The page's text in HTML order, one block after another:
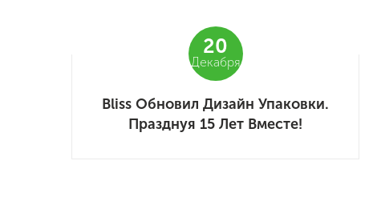
20
Декабря
Bliss Обновил Дизайн Упаковки.
Празднуя 15 Лет Вместе!